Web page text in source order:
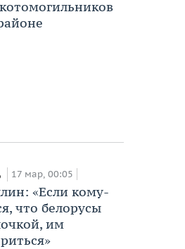
17 мар, 00:05
«Если кому-
что белорусы
им